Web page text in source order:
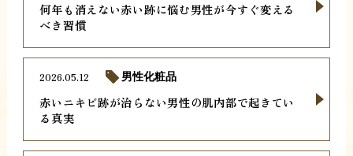
何年も消えない赤い跡に悩む男性が今すぐ変える
べき習慣
赤いニキビ跡が治らない男性の肌内部で起きてい
る真実
2026.05.12 男性化粧品